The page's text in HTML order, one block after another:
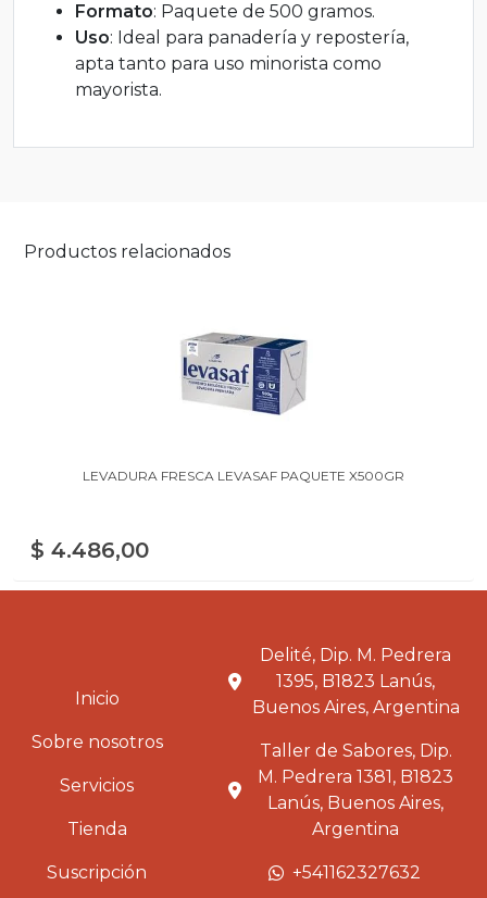
Formato: Paquete de 500 gramos.
Uso: Ideal para panadería y repostería,
apta tanto para uso minorista como
mayorista.
Productos relacionados
LEVADURA FRESCA LEVASAF PAQUETE X500GR
$ 4.486,00
Inicio
Sobre nosotros
Servicios
Tienda
Suscripción
Delité, Dip. M. Pedrera
1395, B1823 Lanús,
Buenos Aires, Argentina
Taller de Sabores, Dip.
M. Pedrera 1381, B1823
Lanús, Buenos Aires,
Argentina
+541162327632